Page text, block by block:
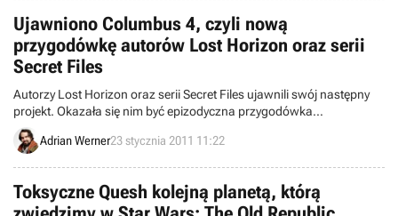
Ujawniono Columbus 4, czyli nową
przygodówkę autorów Lost Horizon oraz serii
Secret Files
Autorzy Lost Horizon oraz serii Secret Files ujawnili swój następny
projekt. Okazała się nim być epizodyczna przygodówka
zatytułowana Columbus 4.
Adrian Werner23 stycznia 2011 11:22
Toksyczne Quesh kolejną planetą, którą